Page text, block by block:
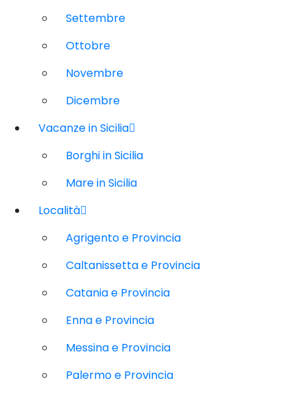
Settembre
Ottobre
Novembre
Dicembre
Vacanze in Sicilia
Borghi in Sicilia
Mare in Sicilia
Località
Agrigento e Provincia
Caltanissetta e Provincia
Catania e Provincia
Enna e Provincia
Messina e Provincia
Palermo e Provincia